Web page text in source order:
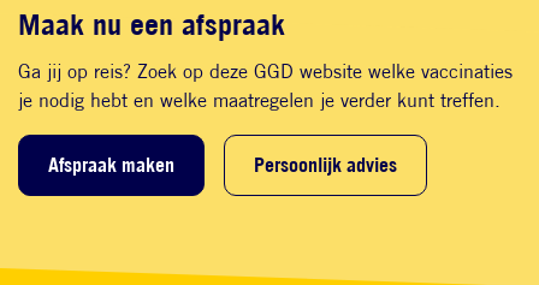
Maak nu een afspraak
Ga jij op reis? Zoek op deze GGD website welke vaccinaties
je nodig hebt en welke maatregelen je verder kunt treffen.
Afspraak maken Persoonlijk advies